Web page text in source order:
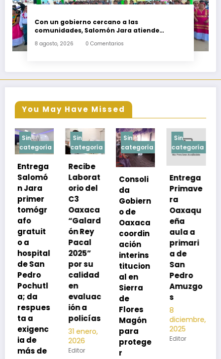
Con un gobierno cercano a las
comunidades, Salomón Jara atiende
Tenango
8 agosto, 2026 0 Comentarios
You May Have Missed
Sin
categoría
Recibe
Laborat
orio del
C3
Oaxaca
“Galard
ón Rey
Pacal
2025”
por su
calidad
en
evaluac
ión a
policías
31 enero,
2026
Editor
Sin
categoría
Consoli
da
Gobiern
o de
Oaxaca
coordin
ación
interins
titucion
al en
Sierra
de
Flores
Magón
para
protege
r
Sin
categoría
Entrega
Primave
ra
Oaxaqu
eña
aula a
primari
a de
San
Pedro
Amuzgo
s
8
diciembre,
2025
Editor
Sin
categoría
Exhorta
SSO a
vacuna
rse de
neumoc
oco
para
preveni
r la
neumon
ía
13
noviembre,
2025
Editor